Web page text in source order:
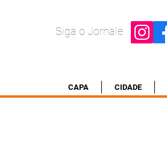
Siga o Jornale
CAPA CIDADE